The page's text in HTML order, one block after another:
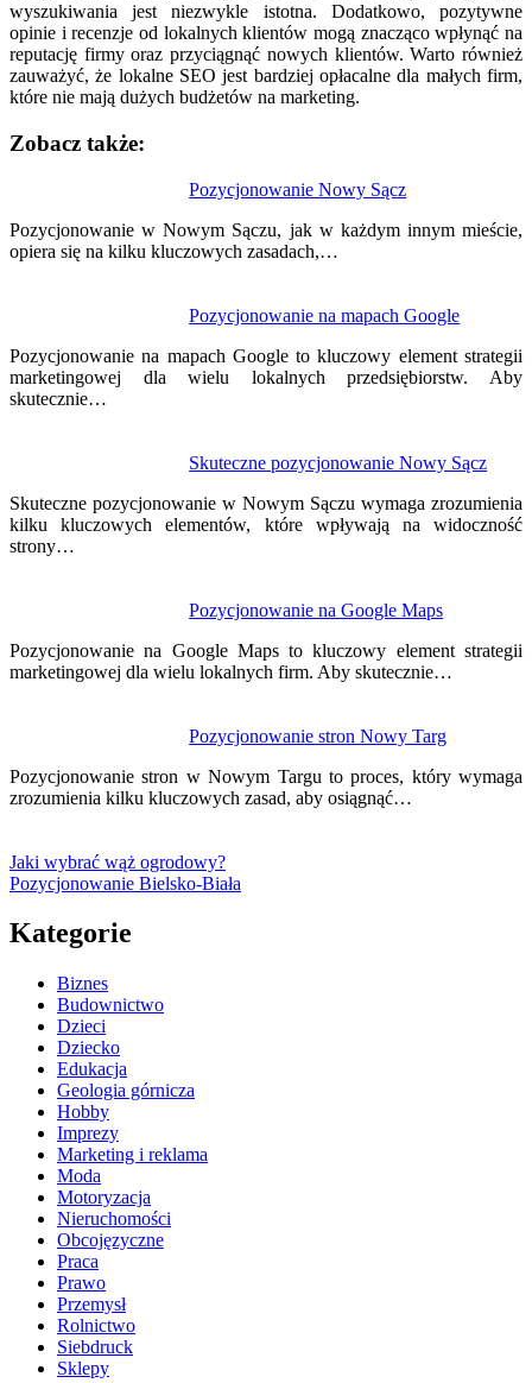
wyszukiwania jest niezwykle istotna. Dodatkowo, pozytywne
opinie i recenzje od lokalnych klientów mogą znacząco wpłynąć na
reputację firmy oraz przyciągnąć nowych klientów. Warto również
zauważyć, że lokalne SEO jest bardziej opłacalne dla małych firm,
które nie mają dużych budżetów na marketing.
Zobacz także:
Pozycjonowanie Nowy Sącz
Pozycjonowanie w Nowym Sączu, jak w każdym innym mieście,
opiera się na kilku kluczowych zasadach,…
Pozycjonowanie na mapach Google
Pozycjonowanie na mapach Google to kluczowy element strategii
marketingowej dla wielu lokalnych przedsiębiorstw. Aby
skutecznie…
Skuteczne pozycjonowanie Nowy Sącz
Skuteczne pozycjonowanie w Nowym Sączu wymaga zrozumienia
kilku kluczowych elementów, które wpływają na widoczność
strony…
Pozycjonowanie na Google Maps
Pozycjonowanie na Google Maps to kluczowy element strategii
marketingowej dla wielu lokalnych firm. Aby skutecznie…
Pozycjonowanie stron Nowy Targ
Pozycjonowanie stron w Nowym Targu to proces, który wymaga
zrozumienia kilku kluczowych zasad, aby osiągnąć…
wpisu
Jaki wybrać wąż ogrodowy?
Pozycjonowanie Bielsko-Biała
Kategorie
Biznes
Budownictwo
Dzieci
Dziecko
Edukacja
Geologia górnicza
Hobby
Imprezy
Marketing i reklama
Moda
Motoryzacja
Nieruchomości
Obcojęzyczne
Praca
Prawo
Przemysł
Rolnictwo
Siebdruck
Sklepy